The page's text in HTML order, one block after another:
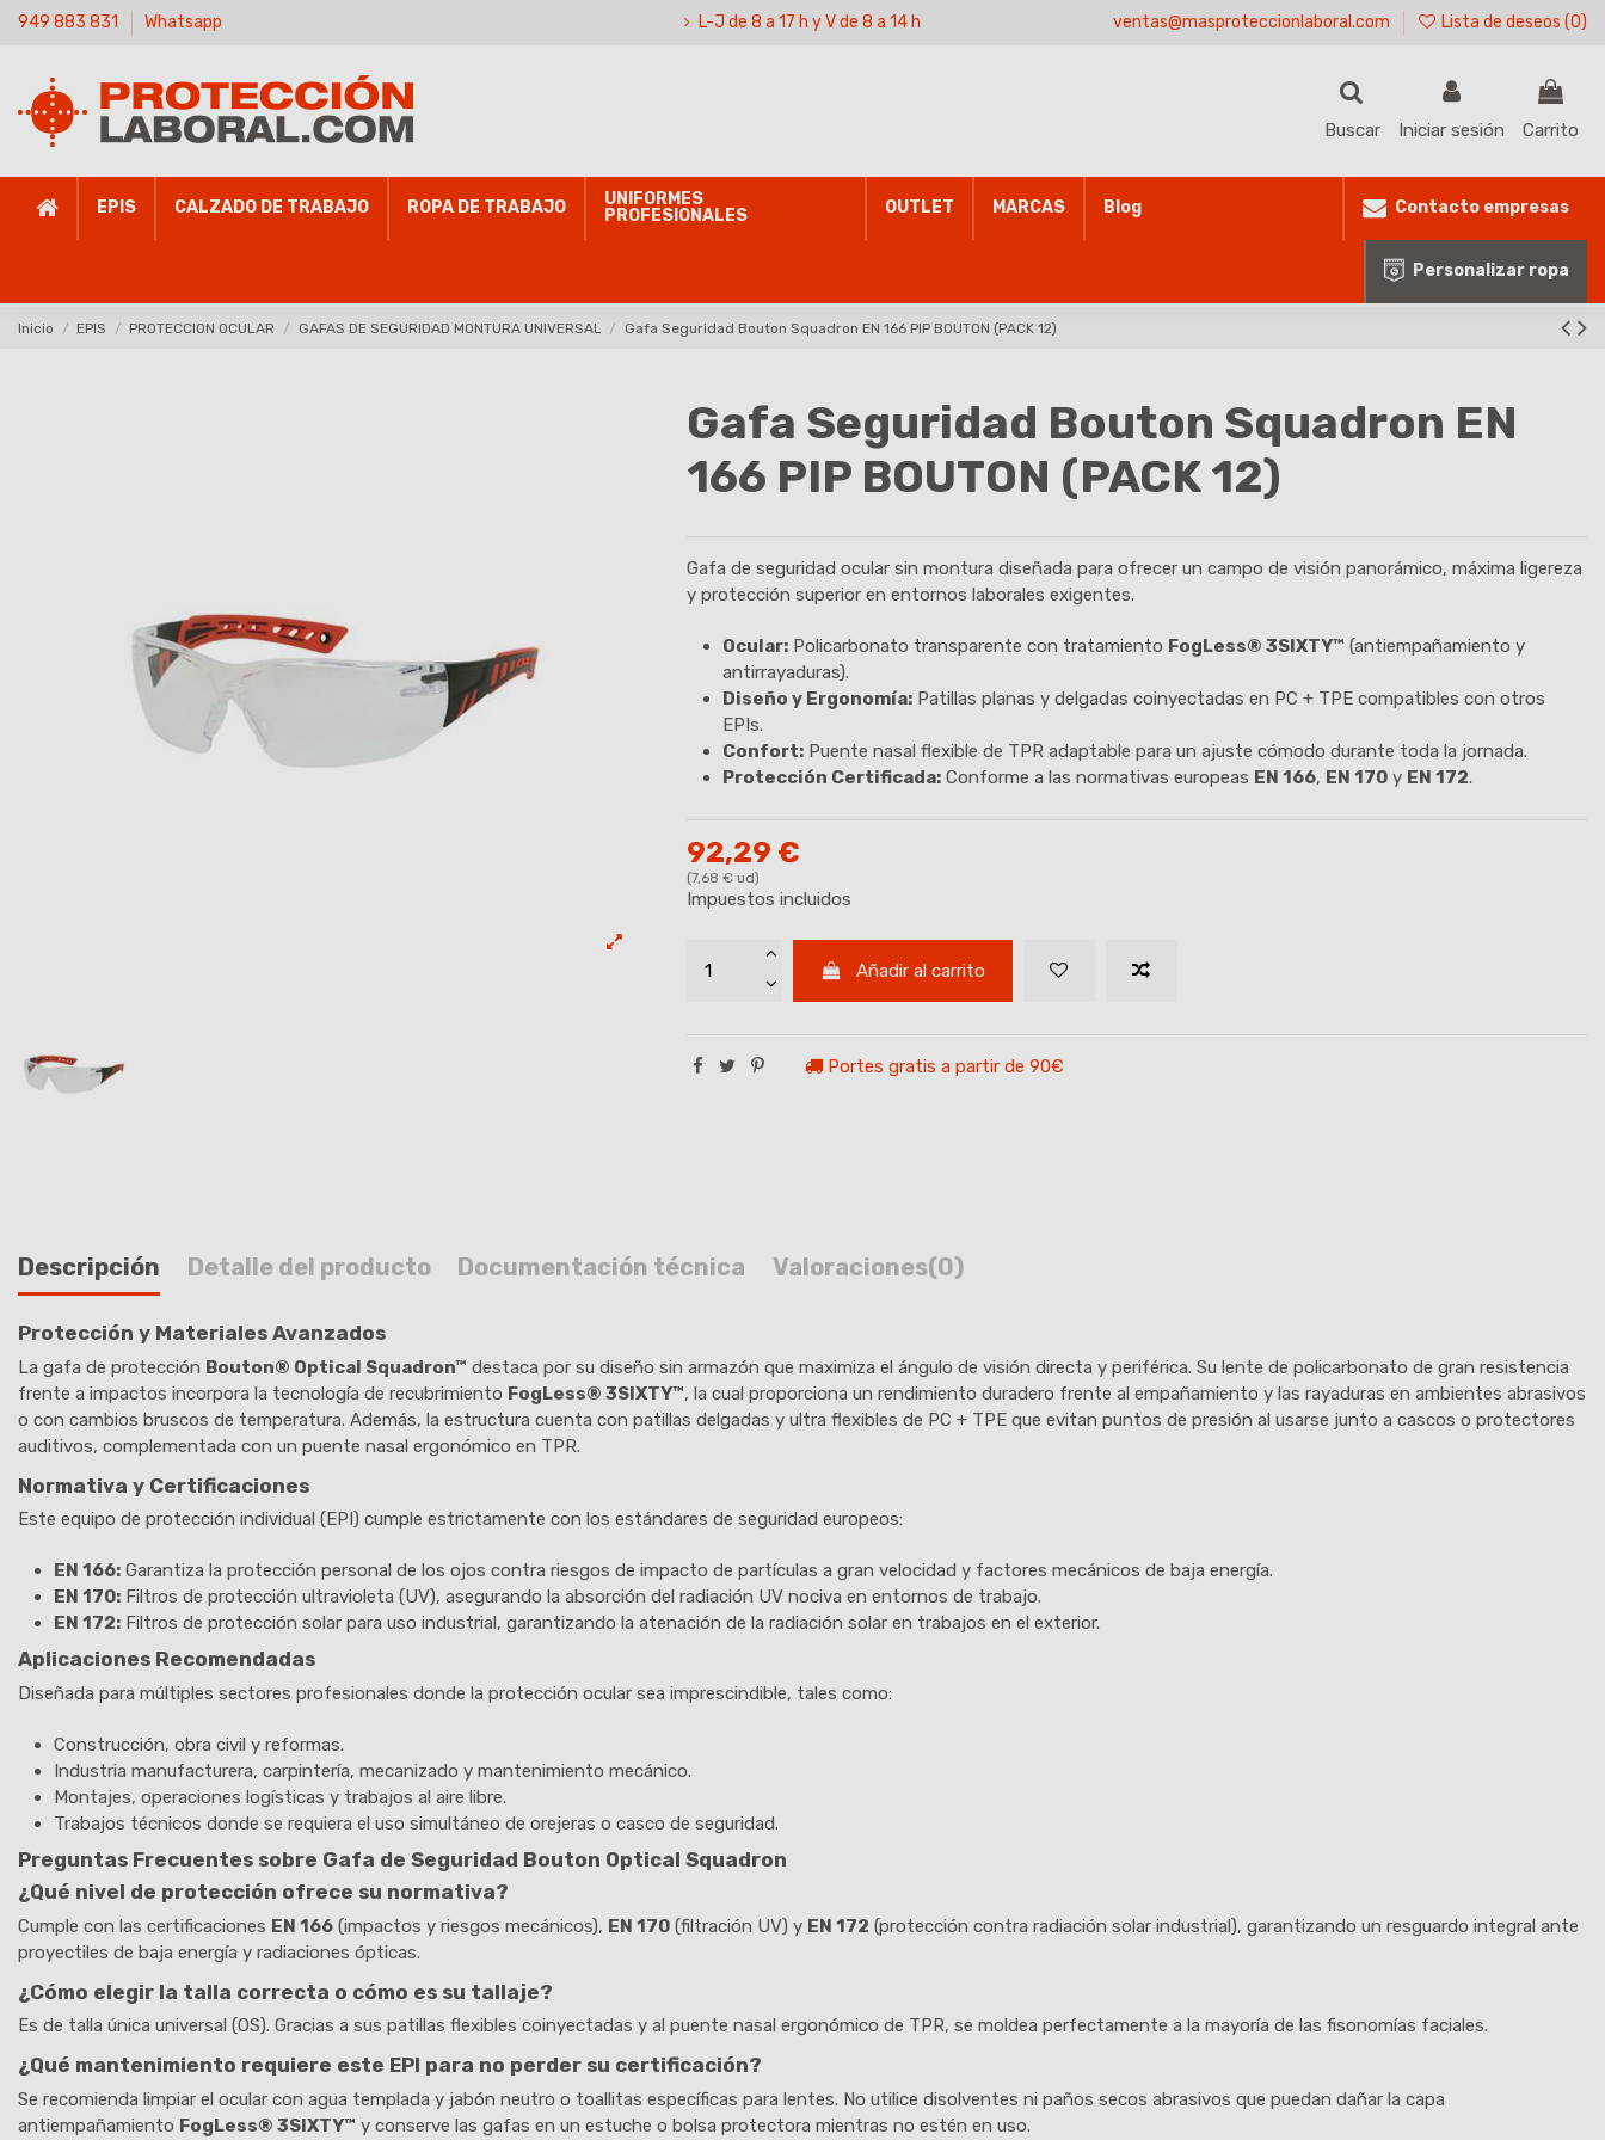
949 883 831 Whatsapp L-J de 8 a 17 h y V de 8 a 14 h ventas@masproteccionlaboral.com Lista de deseos (0)
Buscar Iniciar sesión Carrito
EPIS CALZADO DE TRABAJO ROPA DE TRABAJO
UNIFORMES
PROFESIONALES
OUTLET MARCAS Blog Contacto empresas
Personalizar ropa
Inicio EPIS PROTECCION OCULAR GAFAS DE SEGURIDAD MONTURA UNIVERSAL Gafa Seguridad Bouton Squadron EN 166 PIP BOUTON (PACK 12)
Gafa Seguridad Bouton Squadron EN
166 PIP BOUTON (PACK 12)
Gafa de seguridad ocular sin montura diseñada para ofrecer un campo de visión panorámico, máxima ligereza
y protección superior en entornos laborales exigentes.
Ocular: Policarbonato transparente con tratamiento FogLess® 3SIXTY™ (antiempañamiento y
antirrayaduras).
Diseño y Ergonomía: Patillas planas y delgadas coinyectadas en PC + TPE compatibles con otros
EPIs.
Confort: Puente nasal flexible de TPR adaptable para un ajuste cómodo durante toda la jornada.
Protección Certificada: Conforme a las normativas europeas EN 166, EN 170 y EN 172.
92,29 €
(7,68 € ud)
Impuestos incluidos
Añadir al carrito
Portes gratis a partir de 90€
Descripción Detalle del producto Documentación técnica Valoraciones(0)
Protección y Materiales Avanzados
La gafa de protección Bouton® Optical Squadron™ destaca por su diseño sin armazón que maximiza el ángulo de visión directa y periférica. Su lente de policarbonato de gran resistencia
frente a impactos incorpora la tecnología de recubrimiento FogLess® 3SIXTY™, la cual proporciona un rendimiento duradero frente al empañamiento y las rayaduras en ambientes abrasivos
o con cambios bruscos de temperatura. Además, la estructura cuenta con patillas delgadas y ultra flexibles de PC + TPE que evitan puntos de presión al usarse junto a cascos o protectores
auditivos, complementada con un puente nasal ergonómico en TPR.
Normativa y Certificaciones
Este equipo de protección individual (EPI) cumple estrictamente con los estándares de seguridad europeos:
EN 166: Garantiza la protección personal de los ojos contra riesgos de impacto de partículas a gran velocidad y factores mecánicos de baja energía.
EN 170: Filtros de protección ultravioleta (UV), asegurando la absorción del radiación UV nociva en entornos de trabajo.
EN 172: Filtros de protección solar para uso industrial, garantizando la atenación de la radiación solar en trabajos en el exterior.
Aplicaciones Recomendadas
Diseñada para múltiples sectores profesionales donde la protección ocular sea imprescindible, tales como:
Construcción, obra civil y reformas.
Industria manufacturera, carpintería, mecanizado y mantenimiento mecánico.
Montajes, operaciones logísticas y trabajos al aire libre.
Trabajos técnicos donde se requiera el uso simultáneo de orejeras o casco de seguridad.
Preguntas Frecuentes sobre Gafa de Seguridad Bouton Optical Squadron
¿Qué nivel de protección ofrece su normativa?
Cumple con las certificaciones EN 166 (impactos y riesgos mecánicos), EN 170 (filtración UV) y EN 172 (protección contra radiación solar industrial), garantizando un resguardo integral ante
proyectiles de baja energía y radiaciones ópticas.
¿Cómo elegir la talla correcta o cómo es su tallaje?
Es de talla única universal (OS). Gracias a sus patillas flexibles coinyectadas y al puente nasal ergonómico de TPR, se moldea perfectamente a la mayoría de las fisonomías faciales.
¿Qué mantenimiento requiere este EPI para no perder su certificación?
Se recomienda limpiar el ocular con agua templada y jabón neutro o toallitas específicas para lentes. No utilice disolventes ni paños secos abrasivos que puedan dañar la capa
antiempañamiento FogLess® 3SIXTY™ y conserve las gafas en un estuche o bolsa protectora mientras no estén en uso.